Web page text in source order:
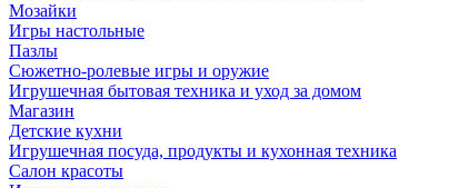
Мозайки
Игры настольные
Пазлы
Сюжетно-ролевые игры и оружие
Игрушечная бытовая техника и уход за домом
Магазин
Детские кухни
Игрушечная посуда, продукты и кухонная техника
Салон красоты